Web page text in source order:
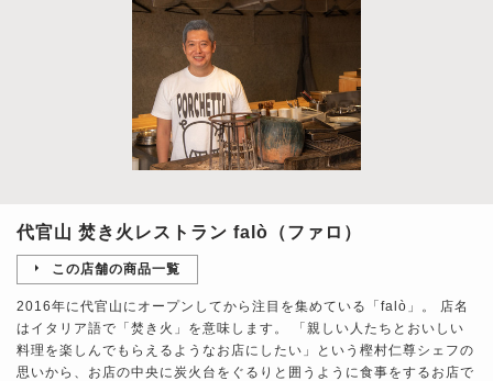
代官山 焚き火レストラン falò（ファロ）
この店舗の商品一覧
2016年に代官山にオープンしてから注目を集めている「falò」。 店名
はイタリア語で「焚き火」を意味します。 「親しい人たちとおいしい
料理を楽しんでもらえるようなお店にしたい」という樫村仁尊シェフの
思いから、お店の中央に炭火台をぐるりと囲うように食事をするお店で